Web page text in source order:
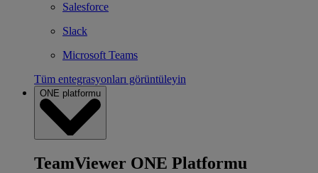
Salesforce
Slack
Microsoft Teams
Tüm entegrasyonları görüntüleyin
ONE platformu
TeamViewer ONE Platformu